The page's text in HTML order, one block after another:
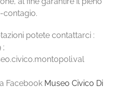
contagio.
potete contattarci :
;
Facebook Museo Civico Di